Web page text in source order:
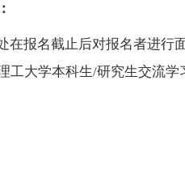
：
在报名截止后对报名者进行
工大学本科生/研究生交流学